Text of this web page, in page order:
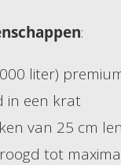
:
liter)
in een krat
van 25 cm
tot